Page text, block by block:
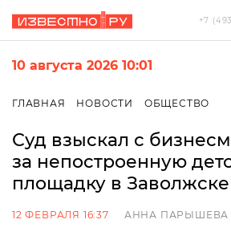
+7
10 августа 2026 10:01
ГЛАВНАЯ НОВОСТИ ОБЩЕСТВО
Суд взыскал с
за непостроенную
площадку в Заволжске
12 ФЕВРАЛЯ 16:37 АННА ПАРЫШЕВА